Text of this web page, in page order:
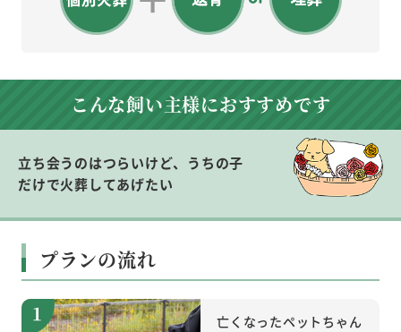
こんな飼い主様におすすめです
立ち会うのはつらいけど、うちの子
だけで火葬してあげたい
プランの流れ
亡くなったペットちゃん